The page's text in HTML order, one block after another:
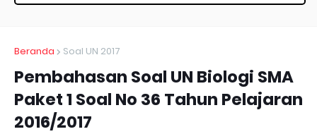
Beranda Soal UN 2017
Pembahasan Soal UN Biologi SMA
Paket 1 Soal No 36 Tahun Pelajaran
2016/2017